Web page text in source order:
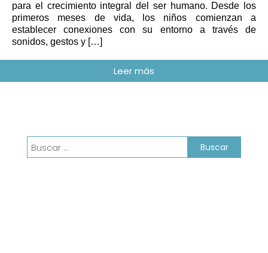
para el crecimiento integral del ser humano. Desde los
primeros meses de vida, los niños comienzan a
establecer conexiones con su entorno a través de
sonidos, gestos y […]
Buscar: